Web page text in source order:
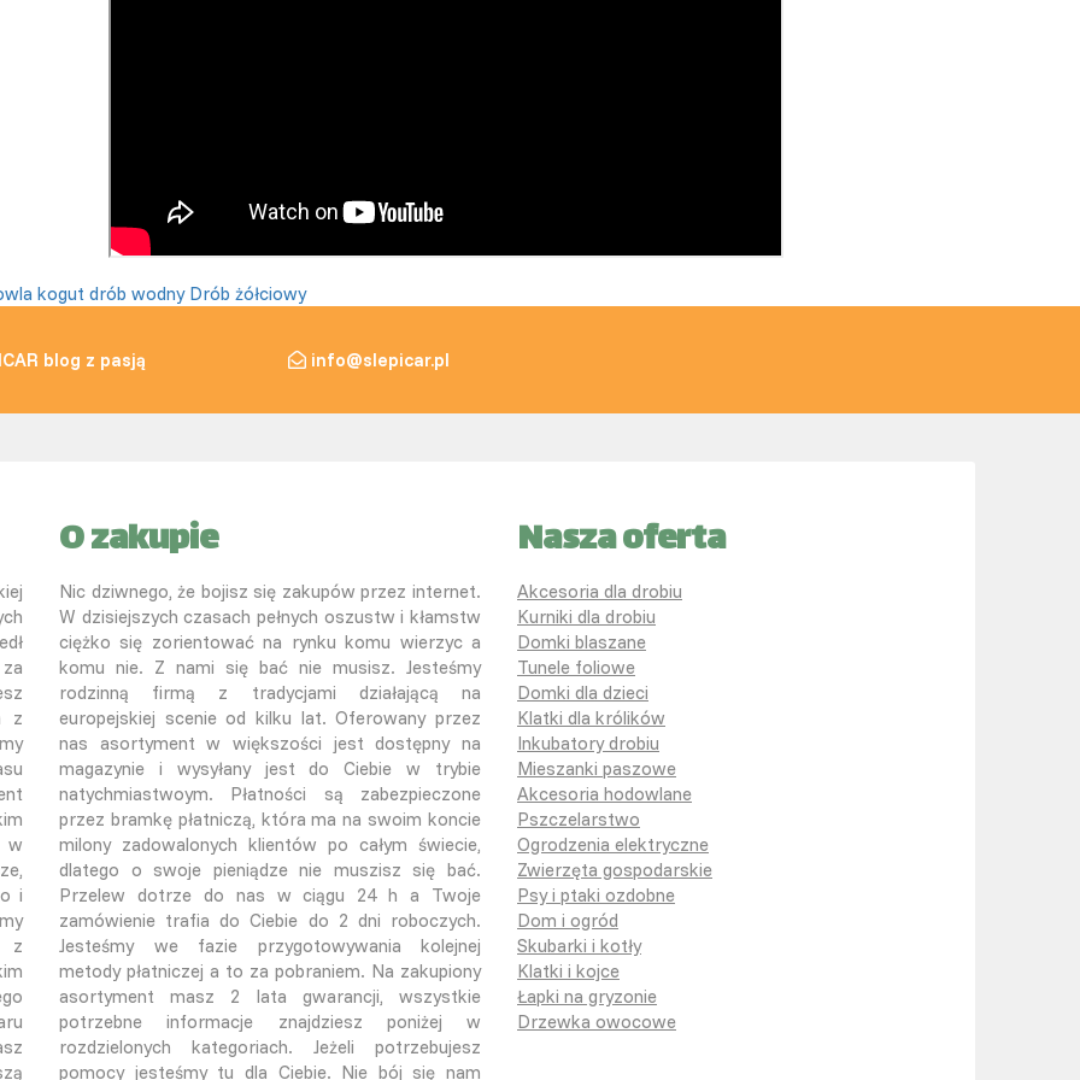
kogut drób wodny Drób żółciowy
blog z pasją info@slepicar.pl
z
w
i
z
O zakupie
Nic dziwnego, że bojisz się zakupów przez internet.
W dzisiejszych czasach pełnych oszustw i kłamstw
ciężko się zorientować na rynku komu wierzyc a
komu nie. Z nami się bać nie musisz. Jesteśmy
rodzinną firmą z tradycjami działającą na
europejskiej scenie od kilku lat. Oferowany przez
nas asortyment w większości jest dostępny na
magazynie i wysyłany jest do Ciebie w trybie
natychmiastwoym. Płatności są zabezpieczone
przez bramkę płatniczą, która ma na swoim koncie
milony zadowalonych klientów po całym świecie,
dlatego o swoje pieniądze nie muszisz się bać.
Przelew dotrze do nas w ciągu 24 h a Twoje
zamówienie trafia do Ciebie do 2 dni roboczych.
Jesteśmy we fazie przygotowywania kolejnej
metody płatniczej a to za pobraniem. Na zakupiony
asortyment masz 2 lata gwarancji, wszystkie
potrzebne informacje znajdziesz poniżej w
rozdzielonych kategoriach. Jeżeli potrzebujesz
pomocy jesteśmy tu dla Ciebie. Nie bój się nam
Nasza oferta
Akcesoria dla drobiu
Kurniki dla drobiu
Domki blaszane
Tunele foliowe
Domki dla dzieci
Klatki dla królików
Inkubatory drobiu
Mieszanki paszowe
Akcesoria hodowlane
Pszczelarstwo
Ogrodzenia elektryczne
Zwierzęta gospodarskie
Psy i ptaki ozdobne
Dom i ogród
Skubarki i kotły
Klatki i kojce
Łapki na gryzonie
Drzewka owocowe